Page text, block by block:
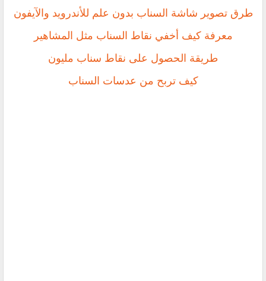
طرق تصوير شاشة السناب بدون علم للأندرويد والآيفون
معرفة كيف أخفي نقاط السناب مثل المشاهير
طريقة الحصول على نقاط سناب مليون
كيف تربح من عدسات السناب